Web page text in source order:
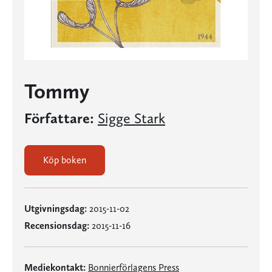
Tommy
Författare: Sigge Stark
Köp boken
Utgivningsdag: 2015-11-02
Recensionsdag: 2015-11-16
Mediekontakt: Bonnierförlagens Press